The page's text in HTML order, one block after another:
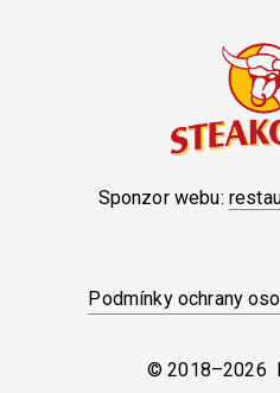
Sponzor webu:
Podmínky ochrany
© 2018–2026